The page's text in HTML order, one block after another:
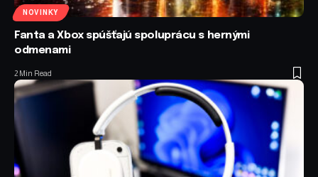
NOVINKY
Fanta a Xbox spúšťajú spoluprácu s hernými
odmenami
2 Min Read